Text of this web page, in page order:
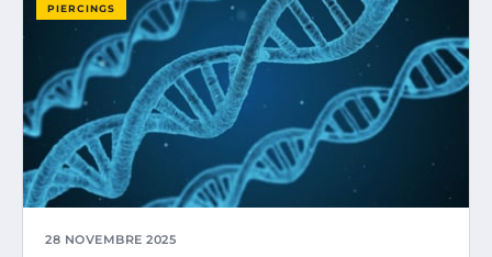
PIERCINGS
28 NOVEMBRE 2025